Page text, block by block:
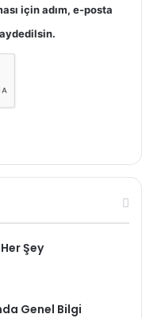
için adım, e-posta
Şey
Genel Bilgi